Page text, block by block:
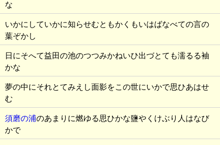
な
いかにしていかに知らせむともかくもいはばなべての言の
葉ぞかし
日にそへて益田の池のつつみかねいひ出づとても濡るる袖
かな
夢の中にそれとてみえし面影をこの世にいかで思ひあはせ
む
須磨の浦のあまりに燃ゆる思ひかな鹽やくけぶり人はなび
かで